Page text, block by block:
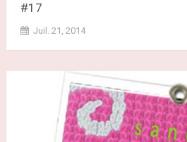
#17
Juil. 21, 2014